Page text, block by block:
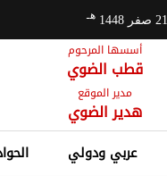
21 صفر 1448 هـ
أسسها المرحوم
قطب الضوي
مدير الموقع
هدير الضوي
عربي ودولي